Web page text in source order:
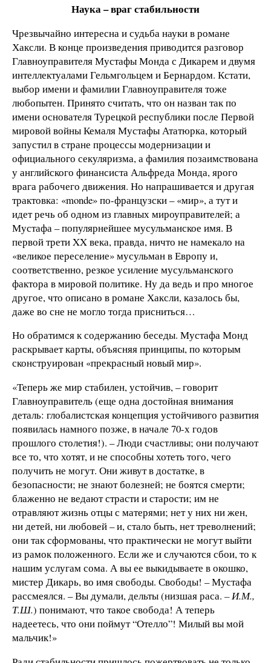
Наука – враг стабильности
Чрезвычайно интересна и судьба науки в романе
Хаксли. В конце произведения приводится разговор
Главноуправителя Мустафы Монда с Дикарем и двумя
интеллектуалами Гельмгольцем и Бернардом. Кстати,
выбор имени и фамилии Главноуправителя тоже
любопытен. Принято считать, что он назван так по
имени основателя Турецкой республики после Первой
мировой войны Кемаля Мустафы Ататюрка, который
запустил в стране процессы модернизации и
официального секуляризма, а фамилия позаимствована
у английского финансиста Альфреда Монда, ярого
врага рабочего движения. Но напрашивается и другая
трактовка: «monde» по-французски – «мир», а тут и
идет речь об одном из главных мироуправителей; а
Мустафа – популярнейшее мусульманское имя. В
первой трети XX века, правда, ничто не намекало на
«великое переселение» мусульман в Европу и,
соответственно, резкое усиление мусульманского
фактора в мировой политике. Ну да ведь и про многое
другое, что описано в романе Хаксли, казалось бы,
даже во сне не могло тогда присниться…
Но обратимся к содержанию беседы. Мустафа Монд
раскрывает карты, объясняя принципы, по которым
сконструирован «прекрасный новый мир».
«Теперь же мир стабилен, устойчив, – говорит
Главноуправитель (еще одна достойная внимания
деталь: глобалистская концепция устойчивого развития
появилась намного позже, в начале 70-х годов
прошлого столетия!). – Люди счастливы; они получают
все то, что хотят, и не способны хотеть того, чего
получить не могут. Они живут в достатке, в
безопасности; не знают болезней; не боятся смерти;
блаженно не ведают страсти и старости; им не
отравляют жизнь отцы с матерями; нет у них ни жен,
ни детей, ни любовей – и, стало быть, нет треволнений;
они так сформованы, что практически не могут выйти
из рамок положенного. Если же и случаются сбои, то к
нашим услугам сома. А вы ее выкидываете в окошко,
мистер Дикарь, во имя свободы. Свободы! – Мустафа
рассмеялся. – Вы думали, дельты (низшая раса. – И.М.,
Т.Ш.) понимают, что такое свобода! А теперь
надеетесь, что они поймут “Отелло”! Милый вы мой
мальчик!»